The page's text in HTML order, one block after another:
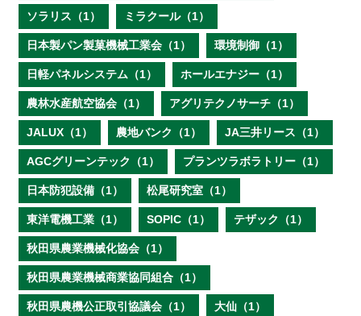
ソラリス（1） ミラクール（1）
日本製パン製菓機械工業会（1） 環境制御（1）
日軽パネルシステム（1） ホールエナジー（1）
農林水産航空協会（1） アグリテクノサーチ（1）
JALUX（1） 農地バンク（1） JA三井リース（1）
AGCグリーンテック（1） プランツラボラトリー（1）
日本防犯設備（1） 松尾研究室（1）
東洋電機工業（1） SOPIC（1） テザック（1）
秋田県農業機械化協会（1）
秋田県農業機械商業協同組合（1）
秋田県農機公正取引協議会（1） 大仙（1）